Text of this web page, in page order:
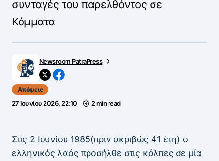
συνταγές του παρελθόντος σε
Κόμματα
Newsroom PatraPress
Απόψεις
27 Ιουνίου 2026, 22:10 2 min read
Στις 2 Ιουνίου 1985(πριν ακριβώς 41 έτη) ο
ελληνικός λαός προσήλθε στις κάλπες σε μία